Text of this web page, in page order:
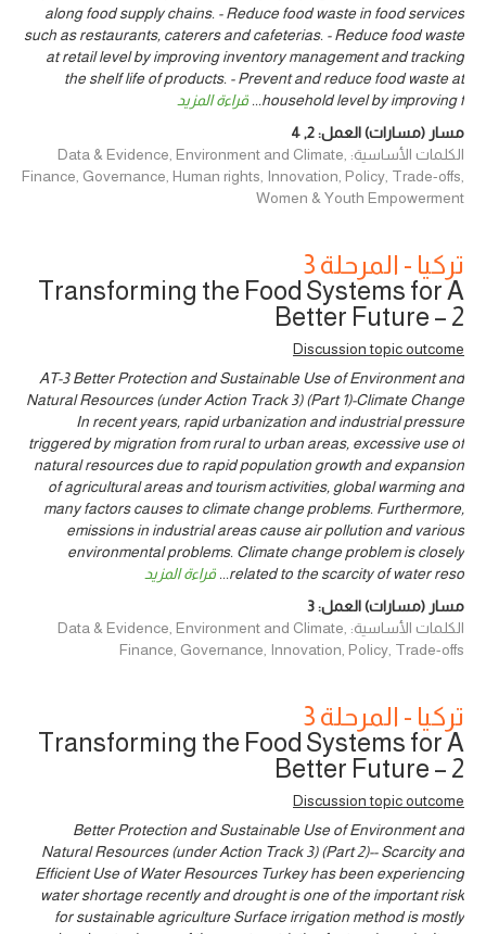
along food supply chains. - Reduce food waste in food services
such as restaurants, caterers and cafeterias. - Reduce food waste
at retail level by improving inventory management and tracking
the shelf life of products. - Prevent and reduce food waste at
household level by improving f
... قراءة المزيد
مسار (مسارات) العمل:2
,
4
الكلمات الأساسية: Data & Evidence, Environment and Climate,
Finance, Governance, Human rights, Innovation, Policy, Trade-offs,
Women & Youth Empowerment
تركيا - المرحلة 3
Transforming the Food Systems for A
Better Future – 2
Discussion topic outcome
AT-3 Better Protection and Sustainable Use of Environment and
Natural Resources (under Action Track 3) (Part 1)-Climate Change
In recent years, rapid urbanization and industrial pressure
triggered by migration from rural to urban areas, excessive use of
natural resources due to rapid population growth and expansion
of agricultural areas and tourism activities, global warming and
many factors causes to climate change problems. Furthermore,
emissions in industrial areas cause air pollution and various
environmental problems. Climate change problem is closely
related to the scarcity of water reso
... قراءة المزيد
مسار (مسارات) العمل:3
الكلمات الأساسية: Data & Evidence, Environment and Climate,
Finance, Governance, Innovation, Policy, Trade-offs
تركيا - المرحلة 3
Transforming the Food Systems for A
Better Future – 2
Discussion topic outcome
Better Protection and Sustainable Use of Environment and
Natural Resources (under Action Track 3) (Part 2)-- Scarcity and
Efficient Use of Water Resources Turkey has been experiencing
water shortage recently and drought is one of the important risk
for sustainable agriculture Surface irrigation method is mostly